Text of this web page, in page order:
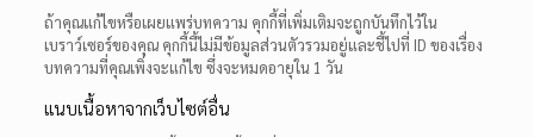
ถ้าคุณแก้ไขหรือเผยแพร่บทความ คุกกี้ที่เพิ่มเติมจะถูกบันทึกไว้ใน
เบราว์เซอร์ของคุณ คุกกี้นี้ไม่มีข้อมูลส่วนตัวรวมอยู่และชี้ไปที่ ID ของเรื่อง
บทความที่คุณเพิ่งจะแก้ไข ซึ่งจะหมดอายุใน 1 วัน
แนบเนื้อหาจากเว็บไซต์อื่น